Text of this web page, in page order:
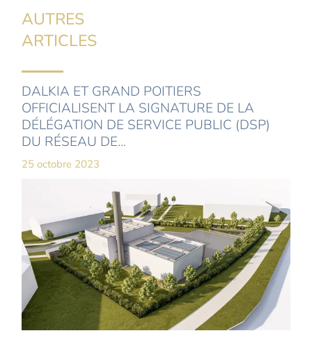
AUTRES
ARTICLES
DALKIA ET GRAND POITIERS
OFFICIALISENT LA SIGNATURE DE LA
DÉLÉGATION DE SERVICE PUBLIC (DSP)
DU RÉSEAU DE...
25 octobre 2023